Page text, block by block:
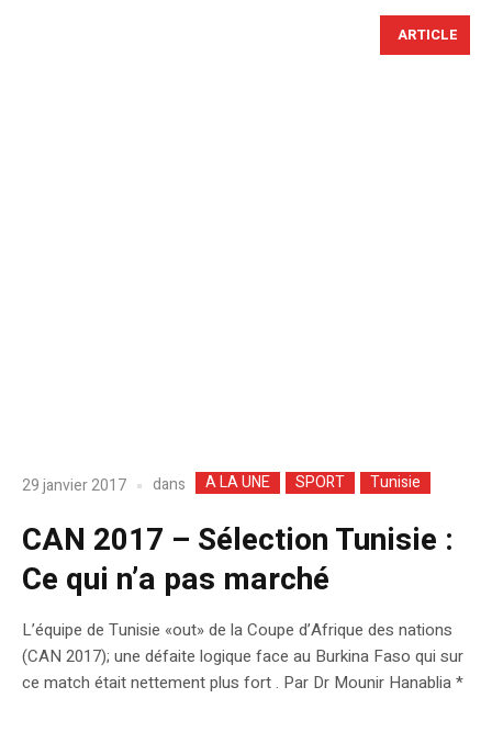
ARTICLE
29 janvier 2017 dans A LA UNE SPORT Tunisie
CAN 2017 – Sélection Tunisie :
Ce qui n’a pas marché
L’équipe de Tunisie «out» de la Coupe d’Afrique des nations
(CAN 2017); une défaite logique face au Burkina Faso qui sur
ce match était nettement plus fort . Par Dr Mounir Hanablia *